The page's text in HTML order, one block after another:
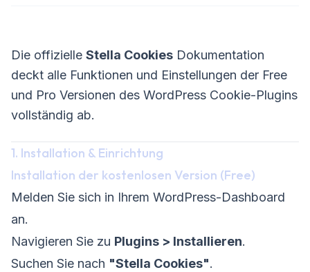
Die offizielle Stella Cookies Dokumentation
deckt alle Funktionen und Einstellungen der Free
und Pro Versionen des WordPress Cookie-Plugins
vollständig ab.
1. Installation & Einrichtung
Installation der kostenlosen Version (Free)
Melden Sie sich in Ihrem WordPress-Dashboard
an.
Navigieren Sie zu Plugins > Installieren.
Suchen Sie nach "Stella Cookies".